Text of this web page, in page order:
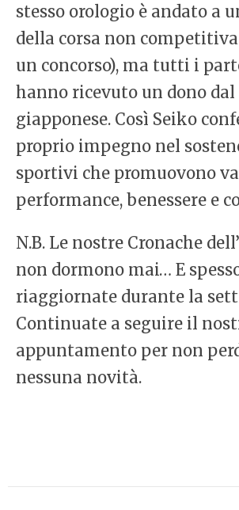
stesso orologio è andato a
della corsa non
un concorso), ma tutti i
hanno ricevuto un dono
giapponese. Così Seiko
proprio impegno nel
sportivi che promuovono
performance, benessere e
N.B. Le nostre Cronache
non dormono mai… E
riaggiornate durante la
Continuate a seguire il
appuntamento per non
nessuna novità.